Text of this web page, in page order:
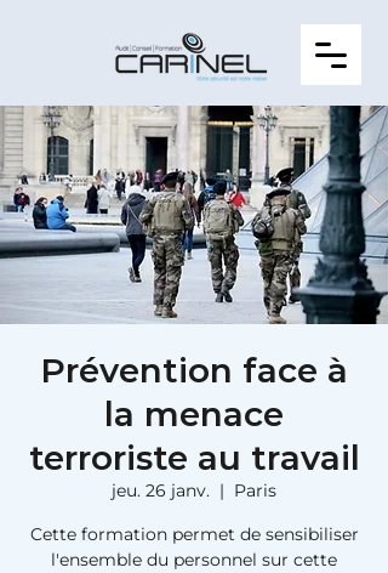
Prévention face à
la menace
terroriste au travail
jeu. 26 janv.
  |
Paris
Cette formation permet de sensibiliser
l'ensemble du personnel sur cette